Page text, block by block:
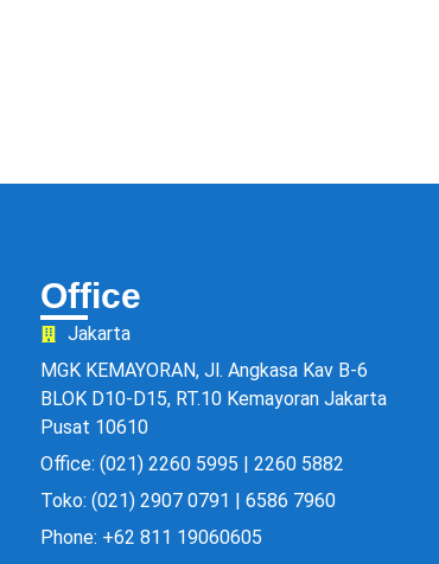
Office
Jakarta
MGK KEMAYORAN, Jl. Angkasa Kav B-6
BLOK D10-D15, RT.10 Kemayoran Jakarta
Pusat 10610
Office: (021) 2260 5995 | 2260 5882
Toko: (021) 2907 0791 | 6586 7960
Phone: +62 811 19060605